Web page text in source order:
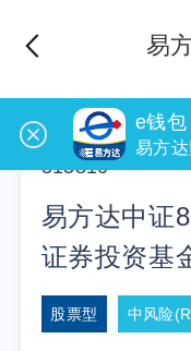
易
515810
易方达中证
证券投资基
股票型 中风险
e钱包
易方